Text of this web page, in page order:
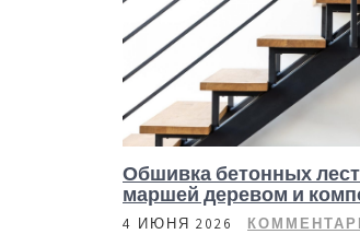
Обшивка бетонных
маршей деревом и
4 ИЮНЯ 2026